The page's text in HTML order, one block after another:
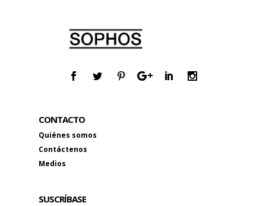
CONTACTO
Quiénes somos
Contáctenos
Medios
SUSCRÍBASE